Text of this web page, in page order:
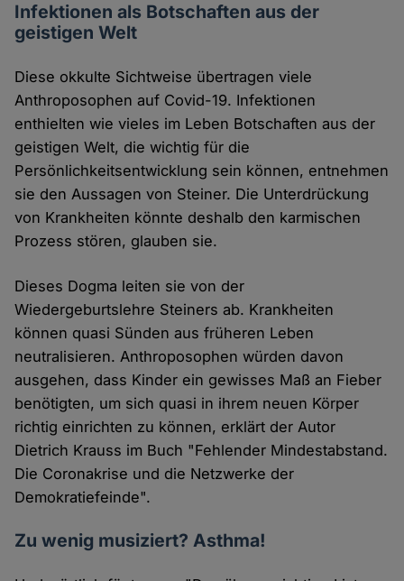
Infektionen als Botschaften aus der
geistigen Welt
Diese okkulte Sichtweise übertragen viele
Anthroposophen auf Covid-19. Infektionen
enthielten wie vieles im Leben Botschaften aus der
geistigen Welt, die wichtig für die
Persönlichkeitsentwicklung sein können, entnehmen
sie den Aussagen von Steiner. Die Unterdrückung
von Krankheiten könnte deshalb den karmischen
Prozess stören, glauben sie.
Dieses Dogma leiten sie von der
Wiedergeburtslehre Steiners ab. Krankheiten
können quasi Sünden aus früheren Leben
neutralisieren. Anthroposophen würden davon
ausgehen, dass Kinder ein gewisses Maß an Fieber
benötigten, um sich quasi in ihrem neuen Körper
richtig einrichten zu können, erklärt der Autor
Dietrich Krauss im Buch "Fehlender Mindestabstand.
Die Coronakrise und die Netzwerke der
Demokratiefeinde".
Zu wenig musiziert? Asthma!​